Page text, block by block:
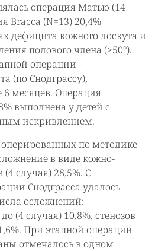
операция Матью (14
Bracca (N=13) 20,4%
дефицита кожного лоскута и
полового члена (>50°).
операции –
(по Снодграссу),
6 месяцев. Операция
выполнена у детей с
искривлением.
оперированных по методике
в виде кожно-
случая) 28,5%. С
Снодграсса удалось
осложнений:
(4 случая) 10,8%, стенозов
При этапной операции
отмечалось в одном